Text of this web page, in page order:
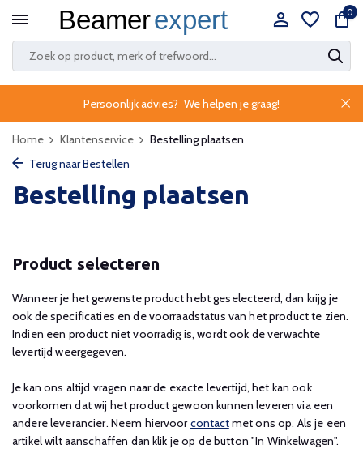
0
Persoonlijk advies? We helpen je graag!
Home Klantenservice
Bestelling plaatsen
Terug naar Bestellen
Bestelling plaatsen
Product selecteren
Wanneer je het gewenste product hebt geselecteerd, dan krijg je
ook de specificaties en de voorraadstatus van het product te zien.
Indien een product niet voorradig is, wordt ook de verwachte
levertijd weergegeven.
Je kan ons altijd vragen naar de exacte levertijd, het kan ook
voorkomen dat wij het product gewoon kunnen leveren via een
andere leverancier. Neem hiervoorcontactmet ons op. Als je een
artikel wilt aanschaffen dan klik je op de button "In Winkelwagen".